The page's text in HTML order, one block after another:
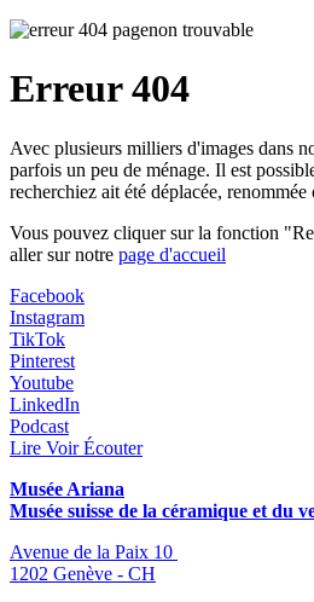
Erreur 404
Avec plusieurs milliers d'images dans
parfois un peu de ménage. Il est
recherchiez ait été déplacée, renommée
Vous pouvez cliquer sur la fonction
aller sur notre page d'accueil
Facebook
Instagram
TikTok
Pinterest
Youtube
LinkedIn
Podcast
Lire Voir Écouter
Musée Ariana
Musée suisse de la céramique et du
Avenue de la Paix 10
1202 Genève - CH